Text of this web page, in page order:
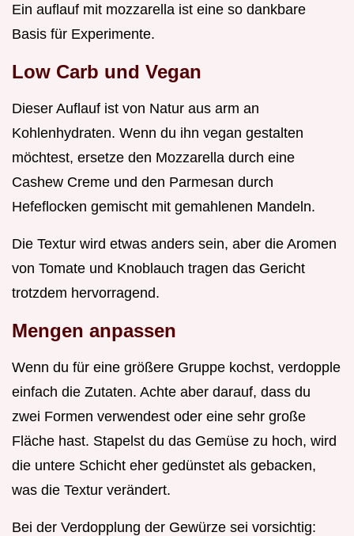
Ein auflauf mit mozzarella ist eine so dankbare
Basis für Experimente.
Low Carb und Vegan
Dieser Auflauf ist von Natur aus arm an
Kohlenhydraten. Wenn du ihn vegan gestalten
möchtest, ersetze den Mozzarella durch eine
Cashew Creme und den Parmesan durch
Hefeflocken gemischt mit gemahlenen Mandeln.
Die Textur wird etwas anders sein, aber die Aromen
von Tomate und Knoblauch tragen das Gericht
trotzdem hervorragend.
Mengen anpassen
Wenn du für eine größere Gruppe kochst, verdopple
einfach die Zutaten. Achte aber darauf, dass du
zwei Formen verwendest oder eine sehr große
Fläche hast. Stapelst du das Gemüse zu hoch, wird
die untere Schicht eher gedünstet als gebacken,
was die Textur verändert.
Bei der Verdopplung der Gewürze sei vorsichtig: